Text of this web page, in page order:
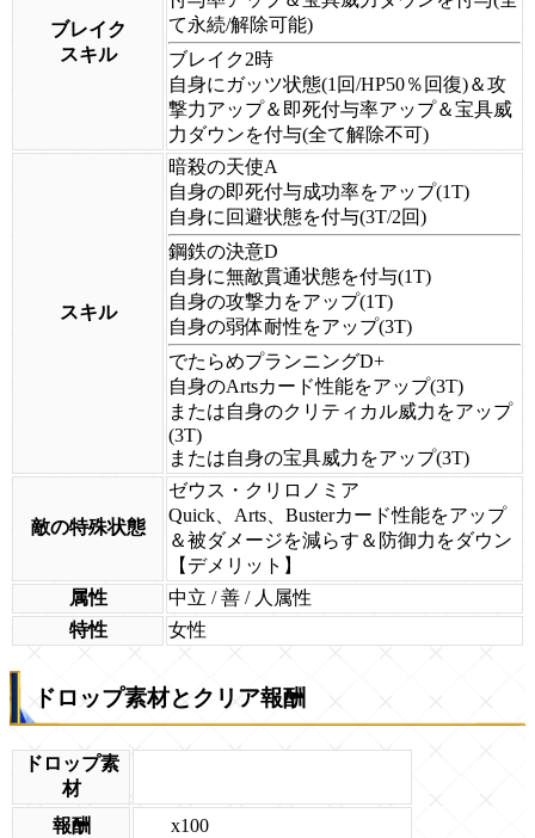
ブレイク
スキル
て永続/解除可能)
ブレイク2時
自身にガッツ状態(1回/HP50％回復)＆攻
撃力アップ＆即死付与率アップ＆宝具威
力ダウンを付与(全て解除不可)
スキル
暗殺の天使A
自身の即死付与成功率をアップ(1T)
自身に回避状態を付与(3T/2回)
鋼鉄の決意D
自身に無敵貫通状態を付与(1T)
自身の攻撃力をアップ(1T)
自身の弱体耐性をアップ(3T)
でたらめプランニングD+
自身のArtsカード性能をアップ(3T)
または自身のクリティカル威力をアップ
(3T)
または自身の宝具威力をアップ(3T)
敵の特殊状態
ゼウス・クリロノミア
Quick、Arts、Busterカード性能をアップ
＆被ダメージを減らす＆防御力をダウン
【デメリット】
属性
中立 / 善 / 人属性
特性
女性
ドロップ素材とクリア報酬
ドロップ素
材
報酬
x100